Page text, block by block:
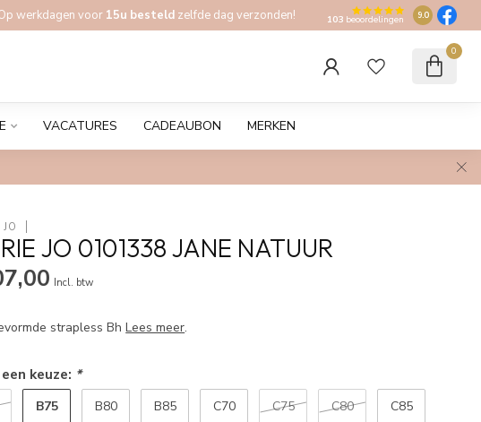
werkdagen voor 15u besteld zelfde dag verzonden! 103 beoordelingen 9.0
0
VACATURES CADEAUBON MERKEN
JO 0101338 JANE NATUUR
Incl. btw
strapless BhLees meer.
keuze: *
B75 B80 B85 C70 C75 C80 C85